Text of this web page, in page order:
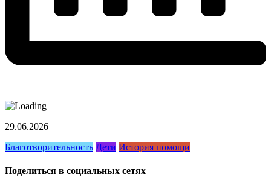
29.06.2026
Благотворительность Дети История помощи
Поделиться в социальных сетях